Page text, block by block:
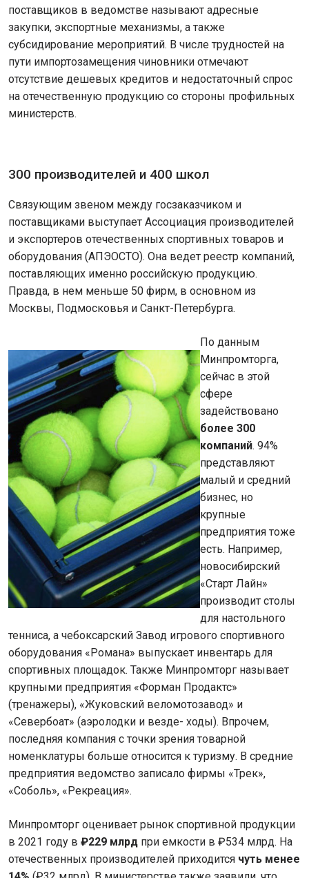
поставщиков в ведомстве называют адресные
закупки, экспортные механизмы, а также
субсидирование мероприятий. В числе трудностей на
пути импортозамещения чиновники отмечают
отсутствие дешевых кредитов и недостаточный спрос
на отечественную продукцию со стороны профильных
министерств.
300 производителей и 400 школ
Связующим звеном между госзаказчиком и
поставщиками выступает Ассоциация производителей
и экспортеров отечественных спортивных товаров и
оборудования (АПЭОСТО). Она ведет реестр компаний,
поставляющих именно российскую продукцию.
Правда, в нем меньше 50 фирм, в основном из
Москвы, Подмосковья и Санкт-Петербурга.
По данным
Минпромторга,
сейчас в этой
сфере
задействовано
более 300
компаний. 94%
представляют
малый и средний
бизнес, но
крупные
предприятия тоже
есть. Например,
новосибирский
«Старт Лайн»
производит столы
для настольного
тенниса, а чебоксарский Завод игрового спортивного
оборудования «Романа» выпускает инвентарь для
спортивных площадок. Также Минпромторг называет
крупными предприятия «Форман Продактс»
(тренажеры), «Жуковский веломотозавод» и
«Севербоат» (аэролодки и везде- ходы). Впрочем,
последняя компания с точки зрения товарной
номенклатуры больше относится к туризму. В средние
предприятия ведомство записало фирмы «Трек»,
«Соболь», «Рекреация».
Минпромторг оценивает рынок спортивной продукции
в 2021 году в ₽229 млрд при емкости в ₽534 млрд. На
отечественных производителей приходится чуть менее